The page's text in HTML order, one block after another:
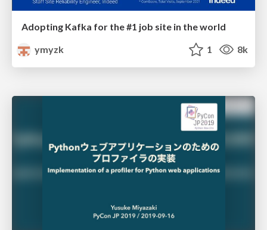
Adopting Kafka for the #1 job site in the world
ymyzk
1 8k